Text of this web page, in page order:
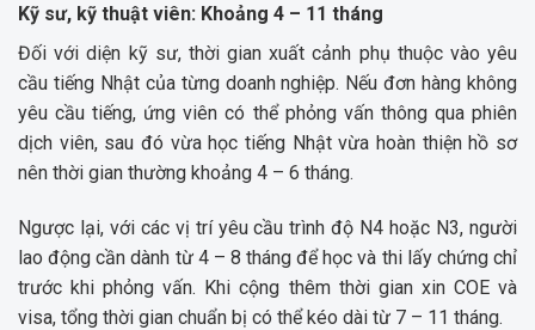
Kỹ sư, kỹ thuật viên: Khoảng 4 – 11 tháng
Đối với diện kỹ sư, thời gian xuất cảnh phụ thuộc vào yêu
cầu tiếng Nhật của từng doanh nghiệp. Nếu đơn hàng không
yêu cầu tiếng, ứng viên có thể phỏng vấn thông qua phiên
dịch viên, sau đó vừa học tiếng Nhật vừa hoàn thiện hồ sơ
nên thời gian thường khoảng 4 – 6 tháng.
Ngược lại, với các vị trí yêu cầu trình độ N4 hoặc N3, người
lao động cần dành từ 4 – 8 tháng để học và thi lấy chứng chỉ
trước khi phỏng vấn. Khi cộng thêm thời gian xin COE và
visa, tổng thời gian chuẩn bị có thể kéo dài từ 7 – 11 tháng.